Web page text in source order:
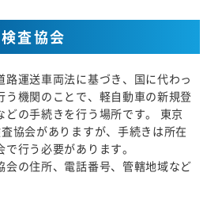
査協会
運送車両法に基づき、国に代わっ
う機関のことで、軽自動車の新規登
の手続きを行う場所です。 東京
協会がありますが、手続きは所在
行う必要があります。
会の住所、電話番号、管轄地域など